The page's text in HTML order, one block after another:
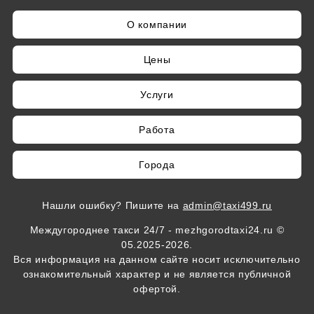
О компании
Цены
Услуги
Работа
Города
Нашли ошибку? Пишите на admin@taxi499.ru
Междугороднее такси 24/7 - mezhgorodtaxi24.ru ©
05.2025-2026.
Вся информация на данном сайте носит исключительно
ознакомительный характер и не является публичной
офертой.